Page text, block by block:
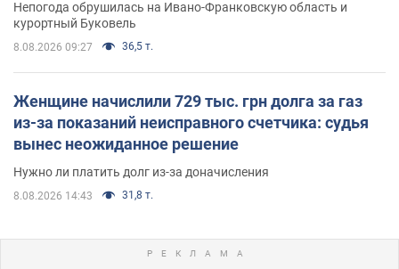
Непогода обрушилась на Ивано-Франковскую область и
курортный Буковель
8.08.2026 09:27 36,5 т.
Женщине начислили 729 тыс. грн долга за газ
из-за показаний неисправного счетчика: судья
вынес неожиданное решение
Нужно ли платить долг из-за доначисления
8.08.2026 14:43 31,8 т.